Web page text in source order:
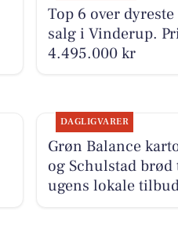
Top 6 over
salg i Vinderup.
4.495.000 kr
DAGLIGVARER
Grøn Balance
og Schulstad brød
ugens lokale